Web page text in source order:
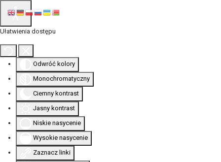
Ułatwienia dostępu
Odwróć kolory
Monochromatyczny
Ciemny kontrast
Jasny kontrast
Niskie nasycenie
Wysokie nasycenie
Zaznacz linki